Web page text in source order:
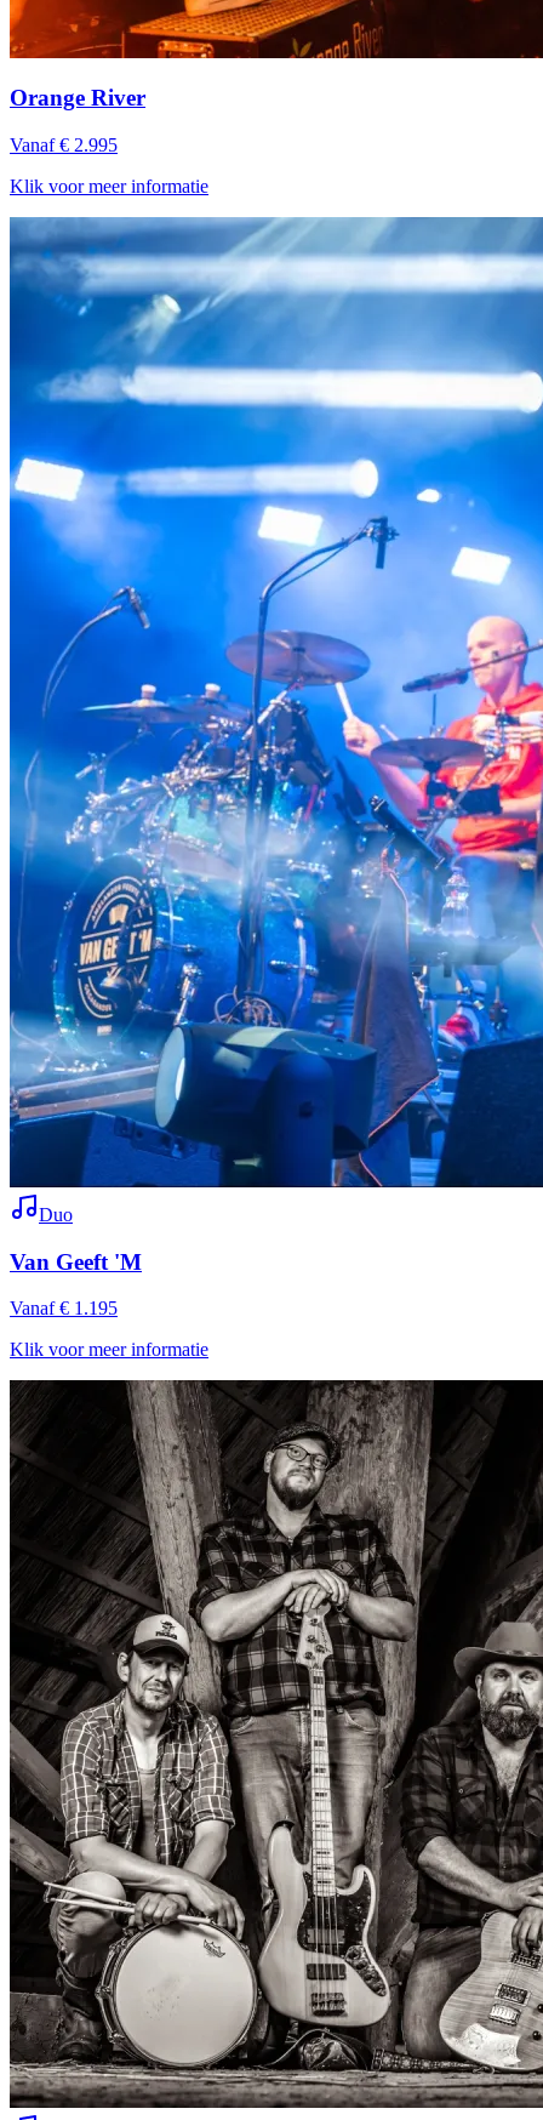
Orange River
Vanaf € 2.995
Klik voor meer informatie
Duo
Van Geeft 'M
Vanaf € 1.195
Klik voor meer informatie